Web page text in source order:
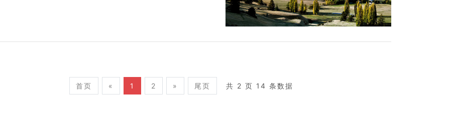
首页 « 1 2 » 尾页 共 2 页 14 条数据